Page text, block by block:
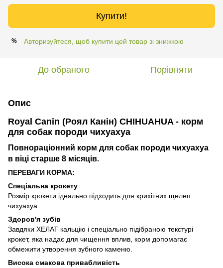
Купити!
% Авторизуйтеся, щоб купити цей товар зі знижкою
До обраного Порівняти
Опис
Royal Canin (Роял Канін) CHIHUAHUA - корм
для собак породи чихуахуа
Повнораціонний корм для собак породи чихуахуа
в віці старше 8 місяців.
ПЕРЕВАГИ КОРМА:
Спеціальна крокету
Розмір крокети ідеально підходить для крихітних щелеп
чихуахуа.
Здоров'я зубів
Завдяки ХЕЛАТ кальцію і спеціально підібраною текстурі
крокет, яка надає для чищення вплив, корм допомагає
обмежити утворення зубного каменю.
Висока смакова привабливість